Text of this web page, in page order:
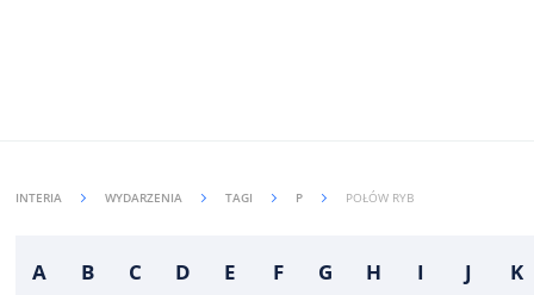
INTERIA WYDARZENIA TAGI P POŁÓW RYB
A B C D E F G H I J K